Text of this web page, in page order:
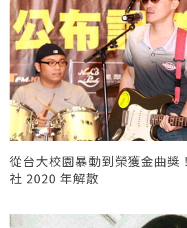
從台大校園暴動到榮獲金曲獎
社 2020 年解散